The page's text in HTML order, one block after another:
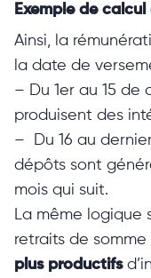
Exemple de
Ainsi, la
la date de
– Du 1er au 15 de
produisent des
– Du 16 au
dépôts sont
mois qui suit.
La même logique
retraits de somme
plus productifs